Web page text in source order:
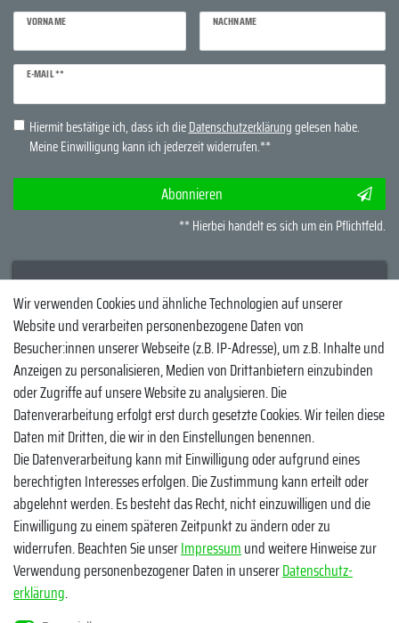
VORNAME NACHNAME
E-MAIL **
Newsletter
Hiermit bestätige ich, dass ich dieDaten­schutz­erklärunggelesen habe.
Meine Einwilligung kann ich jederzeit widerrufen.**
Abonnieren
** Hierbei handelt es sich um ein Pflichtfeld.
Kundenservice
Widerrufsrecht
Zahlung und Versand
Erklärung zur Barrierefreiheit
Vertrag widerrufen
Rechtliche Angaben
Datenschutzerklärung
AGB und
Kundeninformationen
Impressum
Socials
YouTube
Facebook
Instagram
Wir verwenden Cookies und ähnliche Technologien auf unserer
Website und verarbeiten personenbezogene Daten von
Besucher:innen unserer Webseite (z.B. IP-Adresse), um z.B. Inhalte und
Anzeigen zu personalisieren, Medien von Drittanbietern einzubinden
oder Zugriffe auf unsere Website zu analysieren. Die
Datenverarbeitung erfolgt erst durch gesetzte Cookies. Wir teilen diese
Daten mit Dritten, die wir in den Einstellungen benennen.
Die Datenverarbeitung kann mit Einwilligung oder aufgrund eines
berechtigten Interesses erfolgen. Die Zustimmung kann erteilt oder
abgelehnt werden. Es besteht das Recht, nicht einzuwilligen und die
Einwilligung zu einem späteren Zeitpunkt zu ändern oder zu
widerrufen. Beachten Sie unserImpressumund weitere Hinweise zur
Verwendung personenbezogener Daten in unsererDaten­schutz­
erklärung.